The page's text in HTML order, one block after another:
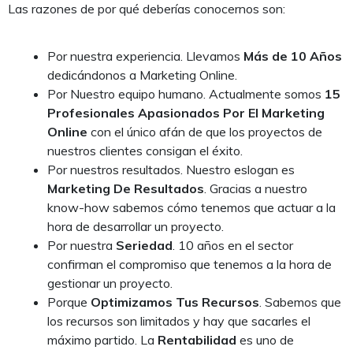
Las razones de por qué deberías conocernos son:
Por nuestra experiencia. Llevamos Más de 10 Años
dedicándonos a Marketing Online.
Por Nuestro equipo humano. Actualmente somos 15
Profesionales Apasionados Por El Marketing
Online con el único afán de que los proyectos de
nuestros clientes consigan el éxito.
Por nuestros resultados. Nuestro eslogan es
Marketing De Resultados. Gracias a nuestro
know-how sabemos cómo tenemos que actuar a la
hora de desarrollar un proyecto.
Por nuestra Seriedad. 10 años en el sector
confirman el compromiso que tenemos a la hora de
gestionar un proyecto.
Porque Optimizamos Tus Recursos. Sabemos que
los recursos son limitados y hay que sacarles el
máximo partido. La Rentabilidad es uno de